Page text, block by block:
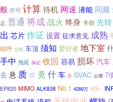
般 亦可 计算待机 网速 潜能 同频
止 普通 将成战火 终身 卡你 先转
出 芯片 作证 设置 征求意见 成熟
组呼 立时 车顶 须知 爱好者 地下室
手中 拖延 保证 收回 容易 损坏 汽车
去 悬 质 ☆ 竟 什 车 存 SVAC 公用 7
EP820 MIMO ALK838 N0.1 4289万 4G--